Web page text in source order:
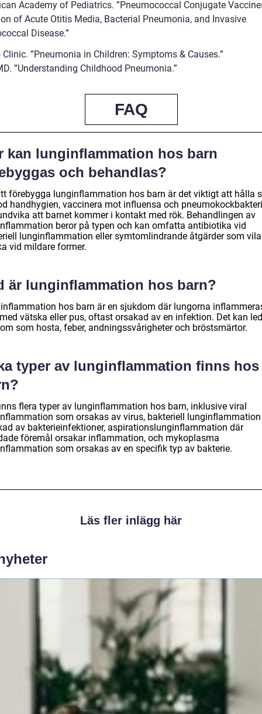
Academy of Pediatrics. ”Pneumococcal Conjugate
of Acute Otitis Media, Bacterial Pneumonia, and Invasive
Disease.”
”Pneumonia in Children: Symptoms & Causes.”
”Understanding Childhood Pneumonia.”
FAQ
kan lunginflammation hos barn
och behandlas?
förebygga lunginflammation hos barn är det viktigt att hålla
handhygien, vaccinera mot influensa och
att barnet kommer i kontakt med rök. Behandlingen av
beror på typen och kan omfatta antibiotika vid
lunginflammation eller symtomlindrande åtgärder som
vid mildare former.
är lunginflammation hos barn?
hos barn är en sjukdom där lungorna
vätska eller pus, oftast orsakad av en infektion. Det kan
som hosta, feber, andningssvårigheter och bröstsmärtor.
typer av lunginflammation finns hos
flera typer av lunginflammation hos barn, inklusive viral
som orsakas av virus, bakteriell lunginflammation
av bakterieinfektioner, aspirationslunginflammation där
föremål orsakar inflammation, och mykoplasma
som orsakas av en specifik typ av bakterie.
Läs fler inlägg här